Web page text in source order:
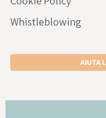
Whistleblowing
AIUTA